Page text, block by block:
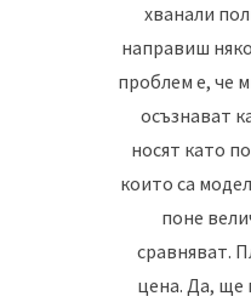
хванали
направиш
проблем е, че
осъзнават
носят като
които са
поне
сравняват.
цена. Да, ще